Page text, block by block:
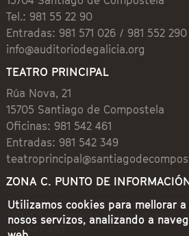
Tel.: 981 55 22 90
Entradas: 981 571 026 / 981 552 290
info@auditoriodegalicia.org
TEATRO PRINCIPAL
Rúa Nova, 21
15705 Santiago de Compostela
Oficinas: 981 542 461
Entradas: 981 542 349
ZONA C. PUNTO DE
Preguntoiro, 1 (Praza de Cervantes)
15704 Santiago de Compostela
981 542 462
Utilizamos cookies para mellorar
nosos servizos, analizando a